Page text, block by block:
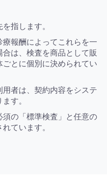
指します。
報酬によってこれらを一
は、検査を商品として販
とに個別に決められてい
者は、契約内容をシステ
す。
の「標準検査」と任意の
ています。